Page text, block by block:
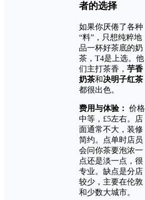
者的选择
如果你厌倦了各种
“料”，只想纯粹地
品一杯好茶底的奶
茶，T4是上选。他
们主打茶香， 芋香
奶茶和决明子红茶
都很出色。
费用与体验： 价格
中等，£5左右。店
面通常不大，装修
简约。点单时店员
会问你茶要泡浓一
点还是淡一点，很
专业。缺点是分店
较少，主要在伦敦
和少数大城市。